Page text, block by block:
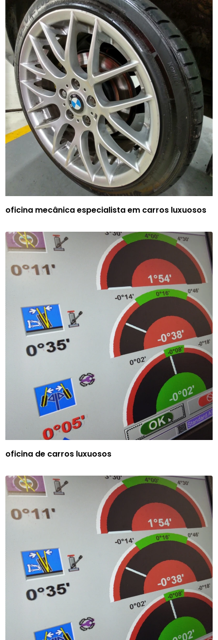
oficina mecânica especialista em carros luxuosos
oficina de carros luxuosos